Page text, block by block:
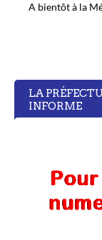
A bientôt à la
LA
INFORME